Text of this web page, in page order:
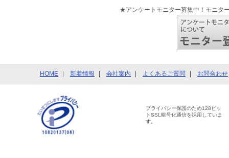
★アンケートモニター募集中！モニタ
HOME 新着情報 会社案内 よくあるご質問 お問合わせ
プライバシー保護のため128ビッ
トSSL暗号化通信を採用していま
す。